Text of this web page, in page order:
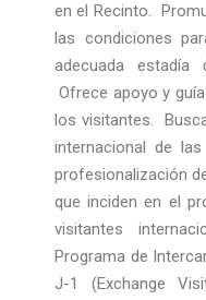
en el Recinto.
las condiciones
adecuada estadía
Ofrece apoyo y
los visitantes.
internacional de
profesionalización
que inciden en el
visitantes
Programa de
J-1 (Exchange